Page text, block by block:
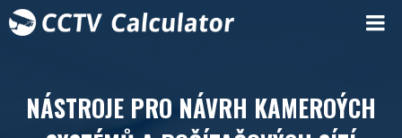
NÁSTROJE PRO NÁVRH KAMEROÝCH